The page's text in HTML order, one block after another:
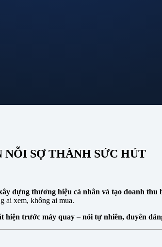
SỢ THÀNH SỨC HÚT
dựng thương hiệu cá nhân và tạo doanh thu
ai xem, không ai mua.
hiện trước máy quay – nói tự nhiên, duyên